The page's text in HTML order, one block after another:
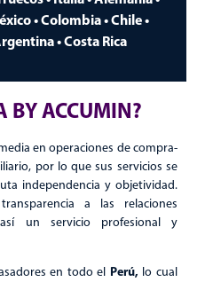
• Colombia • Chile •
• Costa Rica
BY ACCUMIN?
en operaciones de compra-
por lo que sus servicios se
independencia y objetividad.
a las relaciones
así un servicio profesional y
en todo el Perú, lo cual